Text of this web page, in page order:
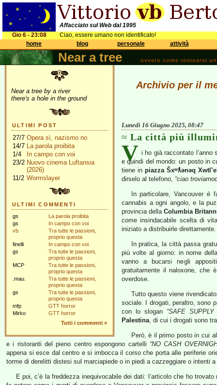
Affacciato sul Web dal 1995
Gio 6 - 23:08
Ciao, essere umano non identificato!
home
blog personale attività
Near a tree ovvero come rovinarsi
Near a tree by a river
there's a hole in the ground
ULTIMI POST
27/7 Opera sì, nazismo no
14/7 La parola proibita
1/4
In campo con voi
23/2 Nuovo cinema Luftansia
(2026)
11/2 Wormslayer
ULTIMI COMMENTI
gs
La parola proibita
gs
In campo con voi
vb
Tra tutte le passioni,
proprio questa
finelli
In campo con voi
gs
Tra tutte le passioni,
proprio questa
MCP
Tra tutte le passioni,
proprio questa
.mau.
Tra tutte le passioni,
proprio questa
gs
Tra tutte le passioni,
proprio questa
mfp
GTT horror
Mirko
GTT horror
Tutti i commenti »
Archivio per il
Lunedì 16 Giugno 2025, 08:47
La città più
V i ho già raccontato
e quindi del mondo: un posto in
tiene in piazza Šxʷƛ̓ənəq
dirselo al telefono, “ciao
In particolare, Vancouver è
cannabis a ogni angolo, e la
provincia della Columbia
come insindacabile scelta di
iniziato a distribuirle direttamente.
In pratica, la città passa
più volte al giorno: in nome
vanno a bucarsi negli
gratuitamente il naloxone, che
overdose.
Tutto questo viene
sociale. I drogati, peraltro, sono
con lo slogan “SAFE
Palestina, di cui i drogati sono
Però, è il primo posto in cui
e i ristoranti del pieno centro espongono cartelli “NO CASH
appena si esce dal centro e si imbocca il corso che porta alle periferie
torme di derelitti distesi sul marciapiede o in piedi a cazzeggiare o intenti
E poi, c’è la freddezza inequivocabile dei dati: l’articolo che ho